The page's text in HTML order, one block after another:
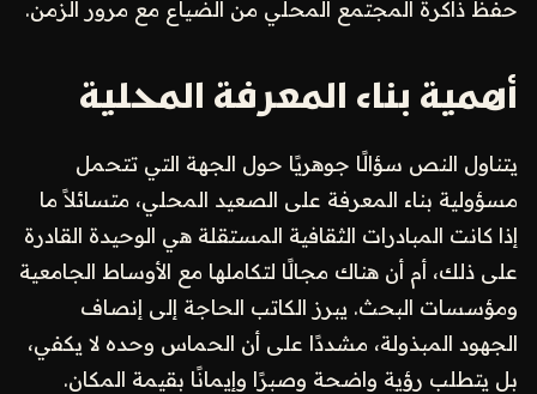
حفظ ذاكرة المجتمع المحلي من الضياع مع مرور الزمن.
أهمية بناء المعرفة المحلية
يتناول النص سؤالًا جوهريًا حول الجهة التي تتحمل
مسؤولية بناء المعرفة على الصعيد المحلي، متسائلاً ما
إذا كانت المبادرات الثقافية المستقلة هي الوحيدة القادرة
على ذلك، أم أن هناك مجالًا لتكاملها مع الأوساط الجامعية
ومؤسسات البحث. يبرز الكاتب الحاجة إلى إنصاف
الجهود المبذولة، مشددًا على أن الحماس وحده لا يكفي،
بل يتطلب رؤية واضحة وصبرًا وإيمانًا بقيمة المكان.